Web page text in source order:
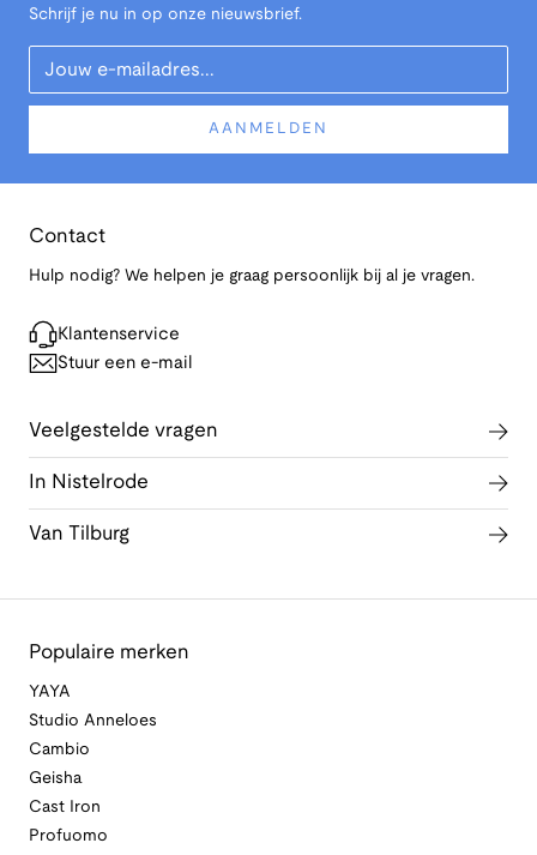
Schrijf je nu in op onze nieuwsbrief.
Your Email
AANMELDEN
Contact
Hulp nodig? We helpen je graag persoonlijk bij al je vragen.
Klantenservice
Stuur een e-mail
Veelgestelde vragen
In Nistelrode
Van Tilburg
Populaire merken
YAYA
Studio Anneloes
Cambio
Geisha
Cast Iron
Profuomo